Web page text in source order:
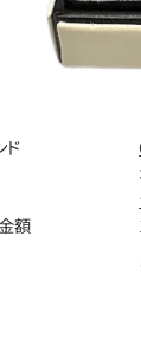
ド
額